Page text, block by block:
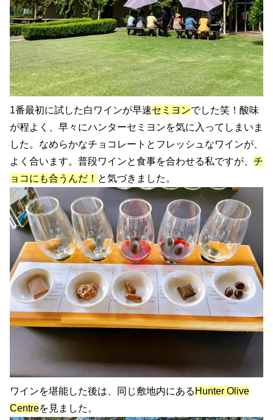
1番最初に試した白ワインが早速セミヨンでした笑！酸味
が程よく、早々にハンターセミヨンを気に入ってしまいま
した。なめらかなチョコレートとフレッシュなワインが、
よく合います。普段ワインと食事を合わせる私ですが、 チ
ョコにも合うんだ！ と気づきました。
ワインを堪能した後は、同じ敷地内にある Hunter Olive
Centreを見ました。